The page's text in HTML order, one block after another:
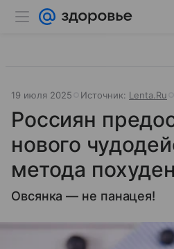
19 июля 2025 Источник: Lenta.Ru
Россиян
нового
метода
Овсянка — не панацея!